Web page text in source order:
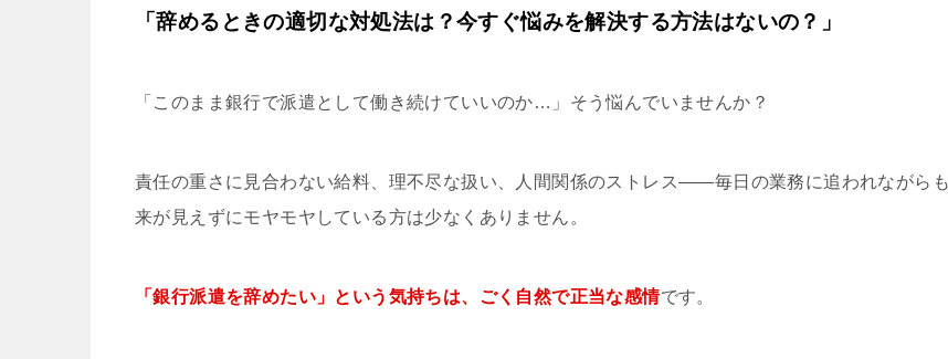
「辞めるときの適切な対処法は？今すぐ悩みを解決する方法はないの？」
「このまま銀行で派遣として働き続けていいのか…」そう悩んでいませんか？
責任の重さに見合わない給料、理不尽な扱い、人間関係のストレス——毎日の業務に追われながら
来が見えずにモヤモヤしている方は少なくありません。
「銀行派遣を辞めたい」という気持ちは、ごく自然で正当な感情です。